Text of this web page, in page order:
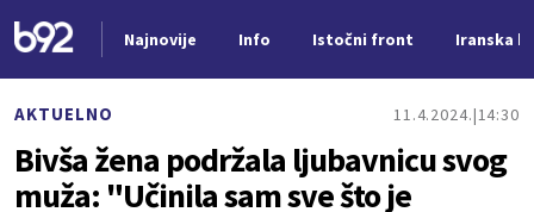
Najnovije Info Istočni front Iranska
AKTUELNO 11.4.2024. 14:30
Bivša žena podržala ljubavnicu svog
muža: "Učinila sam sve što je